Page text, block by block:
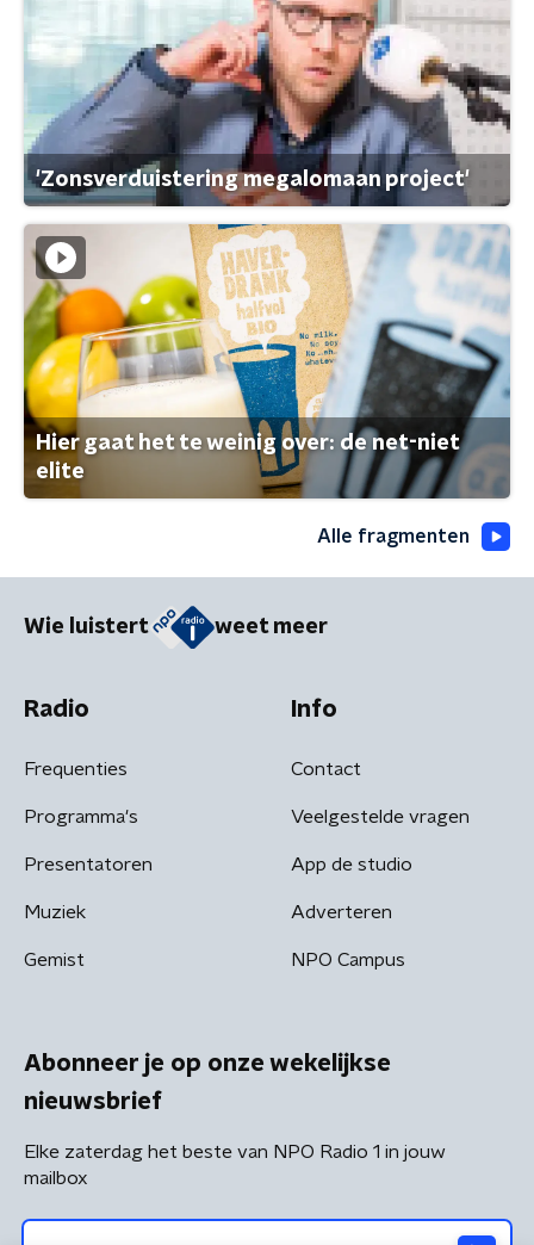
'Zonsverduistering megalomaan project'
Hier gaat het te weinig over: de net-niet
elite
Alle fragmenten
Wie luistert weet meer
Radio
Frequenties
Programma's
Presentatoren
Muziek
Gemist
Info
Contact
Veelgestelde vragen
App de studio
Adverteren
NPO Campus
Abonneer je op onze wekelijkse
nieuwsbrief
Elke zaterdag het beste van NPO Radio 1 in jouw
mailbox